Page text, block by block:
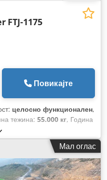
FTJ-1175
Повикајте
целосно функционален,
тежина: 55.000 кг, Година
Мал оглас